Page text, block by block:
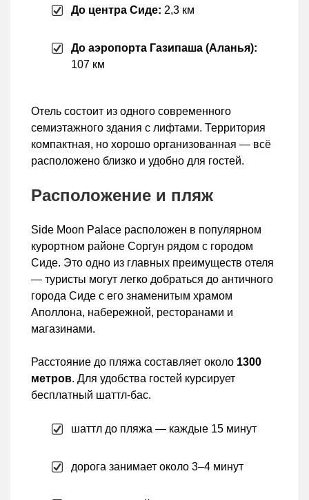
До центра Сиде: 2,3 км
До аэропорта Газипаша (Аланья):
107 км
Отель состоит из одного современного
семиэтажного здания с лифтами. Территория
компактная, но хорошо организованная — всё
расположено близко и удобно для гостей.
Расположение и пляж
Side Moon Palace расположен в популярном
курортном районе Соргун рядом с городом
Сиде. Это одно из главных преимуществ отеля
— туристы могут легко добраться до античного
города Сиде с его знаменитым храмом
Аполлона, набережной, ресторанами и
магазинами.
Расстояние до пляжа составляет около 1300
метров. Для удобства гостей курсирует
бесплатный шаттл-бас.
шаттл до пляжа — каждые 15 минут
дорога занимает около 3–4 минут